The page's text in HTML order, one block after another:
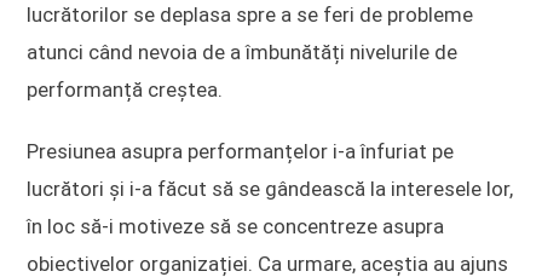
lucrătorilor se deplasa spre a se feri de probleme
atunci când nevoia de a îmbunătăți nivelurile de
performanță creștea.
Presiunea asupra performanțelor i-a înfuriat pe
lucrători și i-a făcut să se gândească la interesele lor,
în loc să-i motiveze să se concentreze asupra
obiectivelor organizației. Ca urmare, aceștia au ajuns